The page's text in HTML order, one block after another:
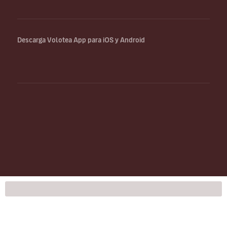
Descarga Volotea App para iOS y Android